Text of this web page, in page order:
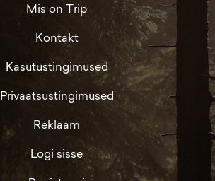
Mis on Trip
Kontakt
Kasutustingimused
Privaatsustingimused
Reklaam
Logi sisse